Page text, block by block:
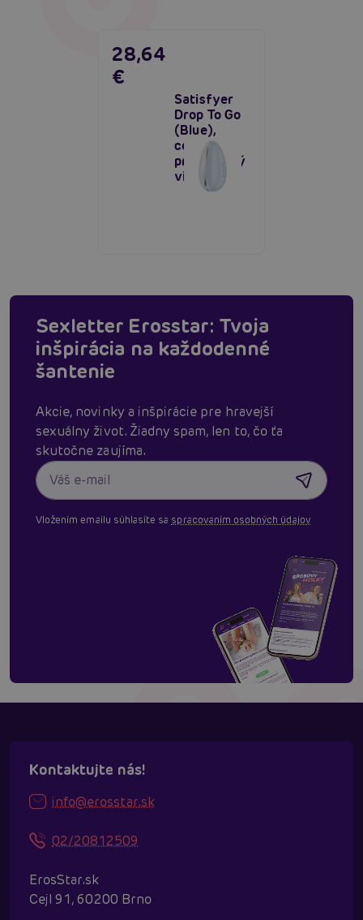
Satisfyer
Drop To Go
(Blue),
cestovný
priložiteľný
vibrátor
28,64
€
Sexletter Erosstar: Tvoja
inšpirácia na každodenné
šantenie
Akcie, novinky a inšpirácie pre hravejší
sexuálny život. Žiadny spam, len to, čo ťa
skutočne zaujíma.
Vložením emailu súhlasíte sa spracovaním osobných údajov
Kontaktujte nás!
info@erosstar.sk
02/20812509
ErosStar.sk
Cejl 91, 60200 Brno